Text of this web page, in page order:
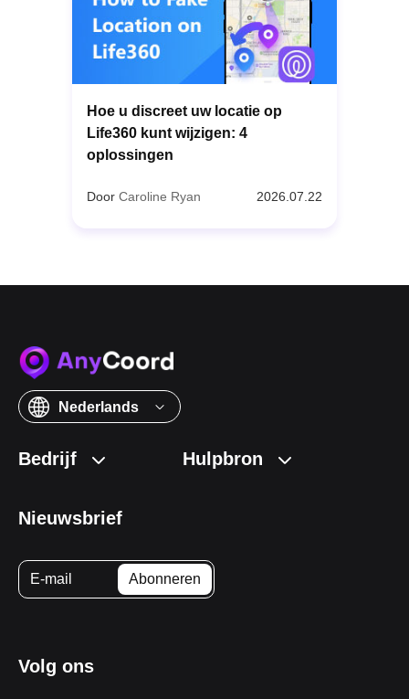
Hoe u discreet uw locatie op
Life360 kunt wijzigen: 4
oplossingen
Door Caroline Ryan 2026.07.22
Nederlands
Bedrijf Hulpbron
Nieuwsbrief
Volg ons